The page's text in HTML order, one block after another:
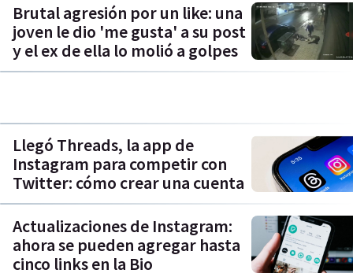
Brutal agresión por un like: una
joven le dio 'me gusta' a su post
y el ex de ella lo molió a golpes
Llegó Threads, la app de
Instagram para competir con
Twitter: cómo crear una cuenta
Actualizaciones de Instagram:
ahora se pueden agregar hasta
cinco links en la Bio